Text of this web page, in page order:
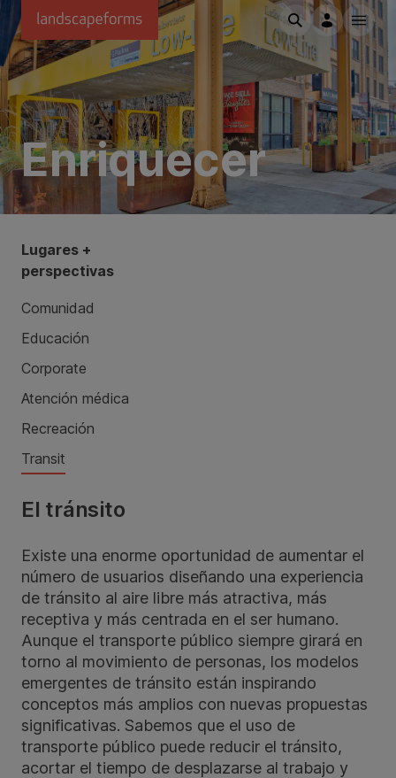
Saltar al contenido principal
Enriquecer
Lugares +
perspectivas
Comunidad
Educación
Corporate
Atención médica
Recreación
Transit
El tránsito
Existe una enorme oportunidad de aumentar el
número de usuarios diseñando una experiencia
de tránsito al aire libre más atractiva, más
receptiva y más centrada en el ser humano.
Aunque el transporte público siempre girará en
torno al movimiento de personas, los modelos
emergentes de tránsito están inspirando
conceptos más amplios con nuevas propuestas
significativas. Sabemos que el uso de
transporte público puede reducir el tránsito,
acortar el tiempo de desplazarse al trabajo y